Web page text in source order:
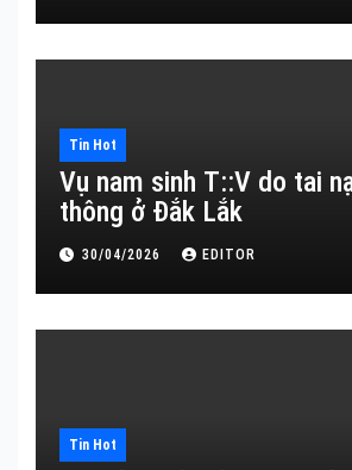
Tin Hot
Vụ nam sinh T::V do tai
thông ở Đắk Lắk
30/04/2026 EDITOR
Tin Hot